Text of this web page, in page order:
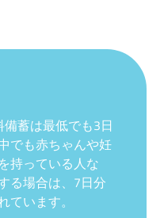
蓄は最低でも3日
でも赤ちゃんや妊
持っている人な
る場合は、7日分
います。